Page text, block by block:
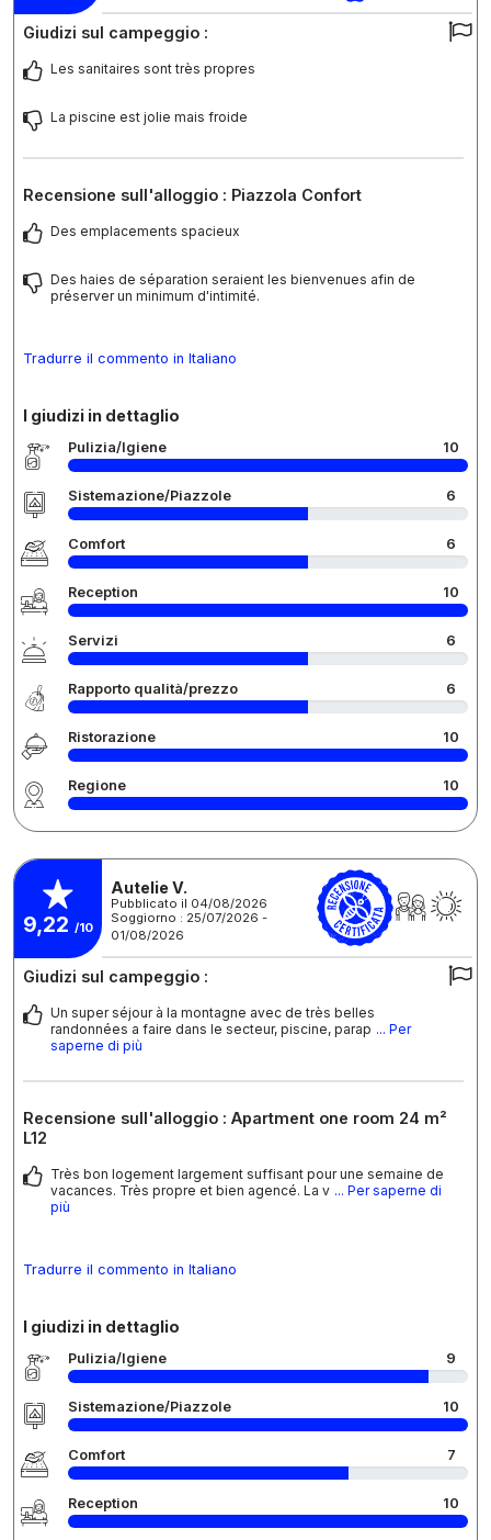
Giudizi sul campeggio :
Les sanitaires sont très propres
La piscine est jolie mais froide
Recensione sull'alloggio : Piazzola Confort
Des emplacements spacieux
Des haies de séparation seraient les bienvenues afin de
préserver un minimum d'intimité.
Tradurre il commento in Italiano
I giudizi in dettaglio
Pulizia/Igiene 10
Sistemazione/Piazzole 6
Comfort 6
Reception 10
Servizi 6
Rapporto qualità/prezzo 6
Ristorazione 10
Regione 10
9,22 /10
Autelie V.
Pubblicato il 04/08/2026
Soggiorno : 25/07/2026 -
01/08/2026
Giudizi sul campeggio :
Un super séjour à la montagne avec de très belles
randonnées a faire dans le secteur, piscine, parap ... Per
saperne di più
Recensione sull'alloggio : Apartment one room 24 m²
L12
Très bon logement largement suffisant pour une semaine de
vacances. Très propre et bien agencé. La v ... Per saperne di
più
Tradurre il commento in Italiano
I giudizi in dettaglio
Pulizia/Igiene 9
Sistemazione/Piazzole 10
Comfort 7
Reception 10